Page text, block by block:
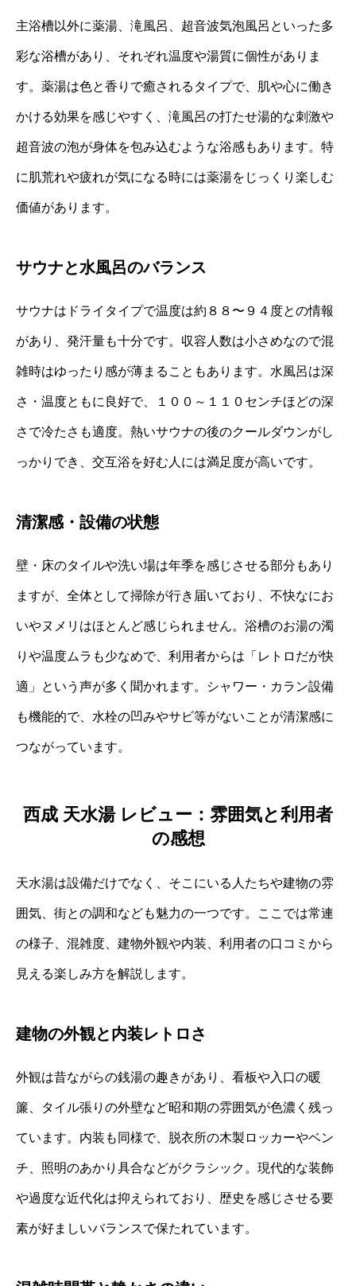
主浴槽以外に薬湯、滝風呂、超音波気泡風呂といった多
彩な浴槽があり、それぞれ温度や湯質に個性がありま
す。薬湯は色と香りで癒されるタイプで、肌や心に働き
かける効果を感じやすく、滝風呂の打たせ湯的な刺激や
超音波の泡が身体を包み込むような浴感もあります。特
に肌荒れや疲れが気になる時には薬湯をじっくり楽しむ
価値があります。
サウナと水風呂のバランス
サウナはドライタイプで温度は約８８〜９４度との情報
があり、発汗量も十分です。収容人数は小さめなので混
雑時はゆったり感が薄まることもあります。水風呂は深
さ・温度ともに良好で、１００～１１０センチほどの深
さで冷たさも適度。熱いサウナの後のクールダウンがし
っかりでき、交互浴を好む人には満足度が高いです。
清潔感・設備の状態
壁・床のタイルや洗い場は年季を感じさせる部分もあり
ますが、全体として掃除が行き届いており、不快なにお
いやヌメリはほとんど感じられません。浴槽のお湯の濁
りや温度ムラも少なめで、利用者からは「レトロだが快
適」という声が多く聞かれます。シャワー・カラン設備
も機能的で、水栓の凹みやサビ等がないことが清潔感に
つながっています。
西成 天水湯 レビュー：雰囲気と利用者
の感想
天水湯は設備だけでなく、そこにいる人たちや建物の雰
囲気、街との調和なども魅力の一つです。ここでは常連
の様子、混雑度、建物外観や内装、利用者の口コミから
見える楽しみ方を解説します。
建物の外観と内装レトロさ
外観は昔ながらの銭湯の趣きがあり、看板や入口の暖
簾、タイル張りの外壁など昭和期の雰囲気が色濃く残っ
ています。内装も同様で、脱衣所の木製ロッカーやベン
チ、照明のあかり具合などがクラシック。現代的な装飾
や過度な近代化は抑えられており、歴史を感じさせる要
素が好ましいバランスで保たれています。